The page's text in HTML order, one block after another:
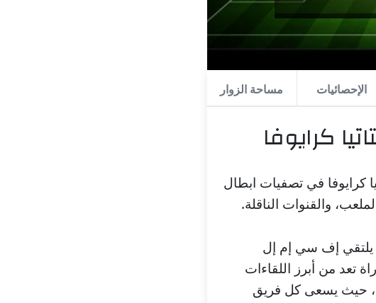
الإحصائيات مساحة الزوار
كرايوفا
كرايوفا في تصفيات ابطال
مرتقبة ضمن منافسات تصفيات ابطال اوروبا – الدور 1، يلتقي إف سي إم إل
تعد من أبرز اللقاءات
في تصفيات ابطال اوروبا – الدور 1، حيث يسعى كل فريق